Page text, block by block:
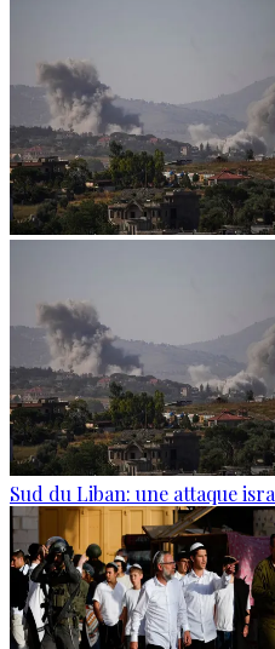
Sud du Liban: une attaque